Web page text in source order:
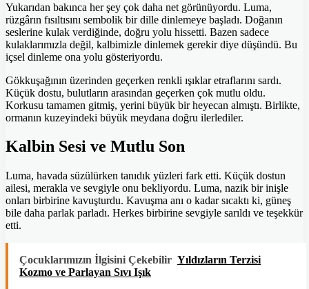
Yukarıdan bakınca her şey çok daha net görünüyordu. Luma,
rüzgârın fısıltısını sembolik bir dille dinlemeye başladı. Doğanın
seslerine kulak verdiğinde, doğru yolu hissetti. Bazen sadece
kulaklarımızla değil, kalbimizle dinlemek gerekir diye düşündü. Bu
içsel dinleme ona yolu gösteriyordu.
Gökkuşağının üzerinden geçerken renkli ışıklar etraflarını sardı.
Küçük dostu, bulutların arasından geçerken çok mutlu oldu.
Korkusu tamamen gitmiş, yerini büyük bir heyecan almıştı. Birlikte,
ormanın kuzeyindeki büyük meydana doğru ilerlediler.
Kalbin Sesi ve Mutlu Son
Luma, havada süzülürken tanıdık yüzleri fark etti. Küçük dostun
ailesi, merakla ve sevgiyle onu bekliyordu. Luma, nazik bir inişle
onları birbirine kavuşturdu. Kavuşma anı o kadar sıcaktı ki, güneş
bile daha parlak parladı. Herkes birbirine sevgiyle sarıldı ve teşekkür
etti.
Çocuklarımızın İlgisini Çekebilir Yıldızların Terzisi
Kozmo ve Parlayan Sıvı Işık